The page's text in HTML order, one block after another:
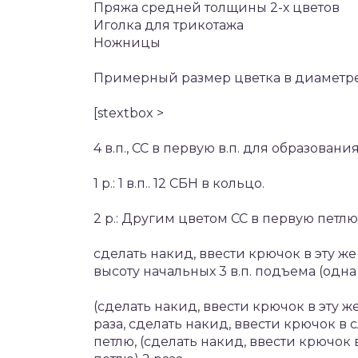
Пряжа средней толщины 2-х цветов
Иголка для трикотажа
Ножницы
Примерный размер цветка в
[stextbox >
4 в.п., СС в первую в.п. для
1 р.: 1 в.п.. 12 СБН в кольцо.
2 р.: Другим цветом СС в первую
сделать накид, ввести крючок в эту
высоту начальных 3 в.п. подъема (одна
(сделать накид, ввести крючок в эту
раза, сделать накид, ввести крючок
петлю, (сделать накид, ввести крючок